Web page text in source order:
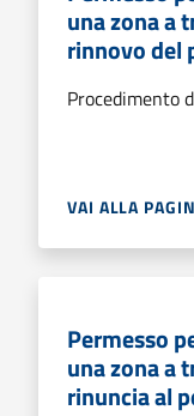
una zona a
rinnovo del
Procedimento
VAI ALLA
Permesso
una zona a
rinuncia al